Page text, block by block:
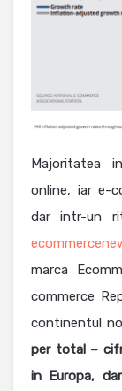
Majoritatea
online, iar e-
dar intr-un
marca
commerce
continentul
per total –
in Europa,